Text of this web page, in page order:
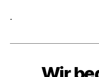
.
Kategorien